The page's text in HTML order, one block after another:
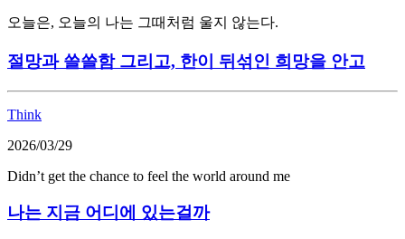
오늘은, 오늘의 나는 그때처럼 울지 않는다.
절망과 쓸쓸함 그리고, 한이 뒤섞인 희망을 안고
Think
2026/03/29
Didn’t get the chance to feel the world around me
나는 지금 어디에 있는걸까